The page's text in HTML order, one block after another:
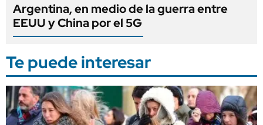
Argentina, en medio de la guerra entre
EEUU y China por el 5G
Te puede interesar